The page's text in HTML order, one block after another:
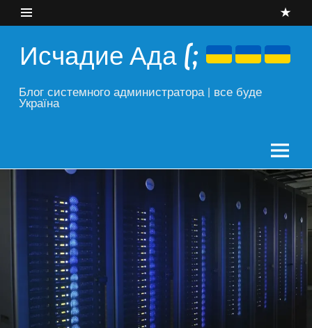
content
Исчадие Ада (;
Блог системного администратора | все буде
Україна